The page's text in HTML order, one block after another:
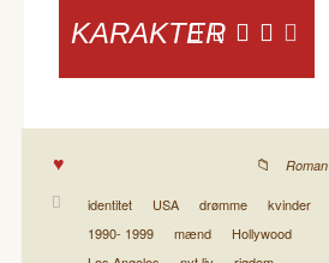
KARAKTER
Roman
identitet USA drømme
kvinder
1990- 1999
mænd
Hollywood